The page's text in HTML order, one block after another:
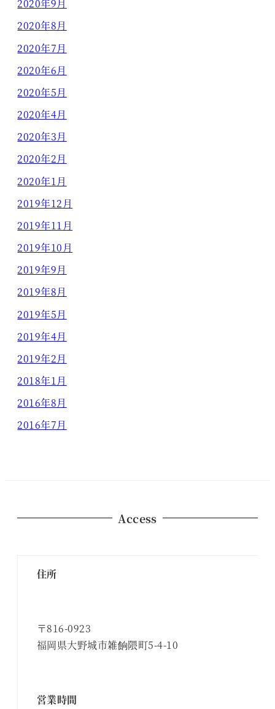
2020年9月
2020年8月
2020年7月
2020年6月
2020年5月
2020年4月
2020年3月
2020年2月
2020年1月
2019年12月
2019年11月
2019年10月
2019年9月
2019年8月
2019年5月
2019年4月
2019年2月
2018年1月
2016年8月
2016年7月
Access
住所
〒816-0923
福岡県大野城市雑餉隈町5-4-10
営業時間